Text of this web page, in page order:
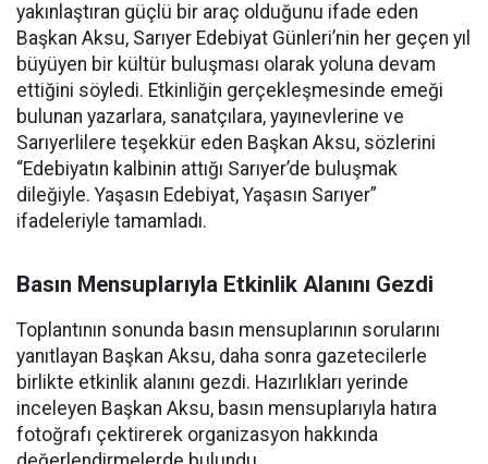
yakınlaştıran güçlü bir araç olduğunu ifade eden
Başkan Aksu, Sarıyer Edebiyat Günleri’nin her geçen yıl
büyüyen bir kültür buluşması olarak yoluna devam
ettiğini söyledi. Etkinliğin gerçekleşmesinde emeği
bulunan yazarlara, sanatçılara, yayınevlerine ve
Sarıyerlilere teşekkür eden Başkan Aksu, sözlerini
“Edebiyatın kalbinin attığı Sarıyer’de buluşmak
dileğiyle. Yaşasın Edebiyat, Yaşasın Sarıyer”
ifadeleriyle tamamladı.
Basın Mensuplarıyla Etkinlik Alanını Gezdi
Toplantının sonunda basın mensuplarının sorularını
yanıtlayan Başkan Aksu, daha sonra gazetecilerle
birlikte etkinlik alanını gezdi. Hazırlıkları yerinde
inceleyen Başkan Aksu, basın mensuplarıyla hatıra
fotoğrafı çektirerek organizasyon hakkında